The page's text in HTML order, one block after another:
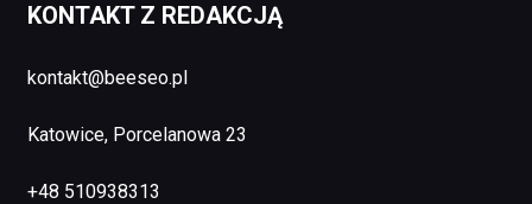
KONTAKT Z REDAKCJĄ
kontakt@beeseo.pl
Katowice, Porcelanowa 23
+48 510938313